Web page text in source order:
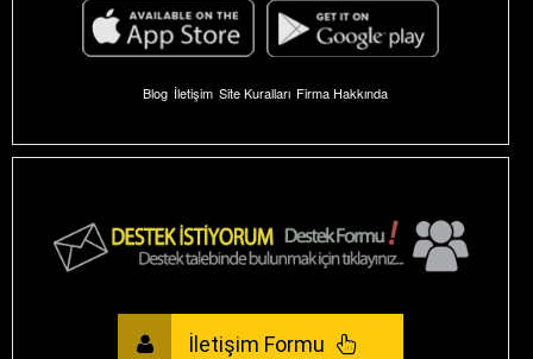
Blog İletişim Site Kuralları Firma Hakkında
İletişim Formu